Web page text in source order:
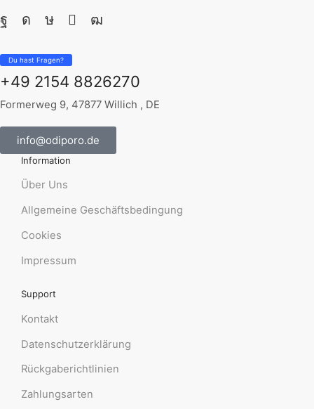
Du hast Fragen?
+49 2154 8826270
Formerweg 9, 47877 Willich , DE
info@odiporo.de
Information
Über Uns
Allgemeine Geschäftsbedingung
Cookies
Impressum
Support
Kontakt
Datenschutzerklärung
Rückgaberichtlinien
Zahlungsarten